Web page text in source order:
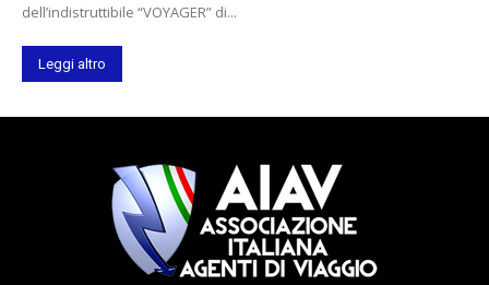
dell’indistruttibile “VOYAGER” di...
Leggi altro